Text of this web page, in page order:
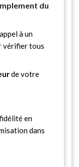
du
à un
vérifier tous
de votre
en
dans